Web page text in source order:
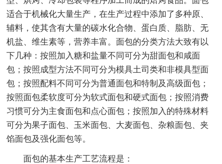
适合于机械化大量生产，在生产过程中添加了多种原、
辅料，使其含有大量的碳水化合物、蛋白质、脂肪、无
机盐、维生素等，营养丰富。面包的分类方法大致有以
下几种：按照加入糖和盐量不同可分为甜面包和咸面
包；按照成型方法不同可分为模具土司类和非模具型面
包；按照配料不同可分为普通面包和特制及高级面包；
按照面包柔软度可分为软式面包和硬式面包；按照消费
习惯可分为主食面包和点心面包；按照加入的特殊材料
可分为果子面包、玉米面包、大麦面包、杂粮面包、夹
馅面包及强化面包等。
面包的基本生产工艺流程是：